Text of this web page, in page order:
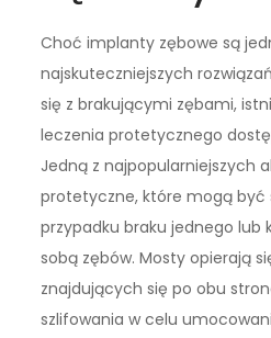
Choć implanty zębowe są
najskuteczniejszych
się z brakującymi zębami,
leczenia protetycznego
Jedną z najpopularniejszych
protetyczne, które mogą być
przypadku braku jednego lub
sobą zębów. Mosty opierają
znajdujących się po obu
szlifowania w celu